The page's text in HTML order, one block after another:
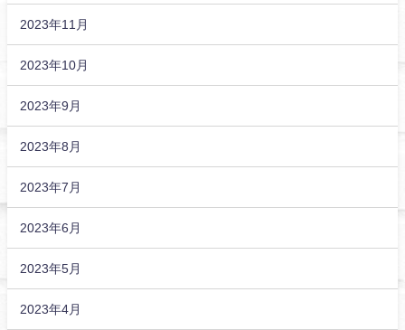
2023年11月
2023年10月
2023年9月
2023年8月
2023年7月
2023年6月
2023年5月
2023年4月